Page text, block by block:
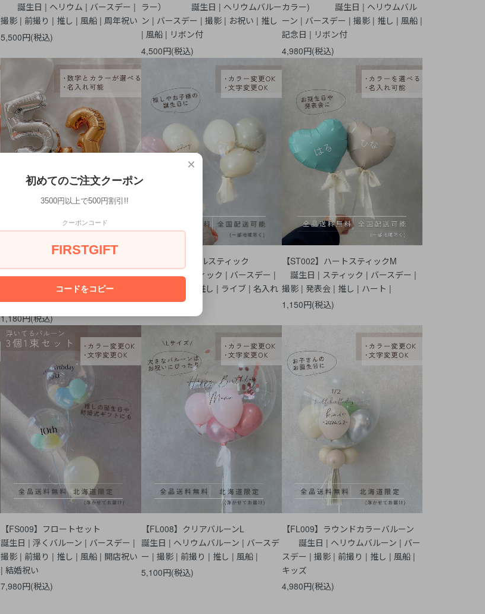
誕生日 | ヘリウム | バースデー |
撮影 | 前撮り | 推し | 風船 | 周年祝い
5,500円(税込)
ラー） 誕生日 | ヘリウムバルー
ン | バースデー | 撮影 | お祝い | 推し
| 風船 | リボン付
4,500円(税込)
カラー) 誕生日 | ヘリウムバル
ーン | バースデー | 撮影 | 推し | 風船 |
記念日 | リボン付
4,980円(税込)
誕生日 | スティック | バースデー |
撮影 | 数字 | 推し | バルーン | スティ
ック
1,180円(税込)
【ST005】バブルスティック
誕生日 | スティック | バースデー |
撮影 | 発表会 | 推し | ライブ | 名入れ
1,980円(税込)
【ST002】ハートスティックM
誕生日 | スティック | バースデー |
撮影 | 発表会 | 推し | ハート |
1,150円(税込)
【FS009】フロートセット
誕生日 | 浮くバルーン | バースデー |
撮影 | 前撮り | 推し | 風船 | 開店祝い
| 結婚祝い
7,980円(税込)
【FL008】クリアバルーンL
誕生日 | ヘリウムバルーン | バースデ
ー | 撮影 | 前撮り | 推し | 風船 |
5,100円(税込)
【FL009】ラウンドカラーバルーン
誕生日 | ヘリウムバルーン | バー
スデー | 撮影 | 前撮り | 推し | 風船 |
キッズ
4,980円(税込)
×
初めてのご注文クーポン
3500円以上で500円割引!!
クーポンコード
FIRSTGIFT
コードをコピー